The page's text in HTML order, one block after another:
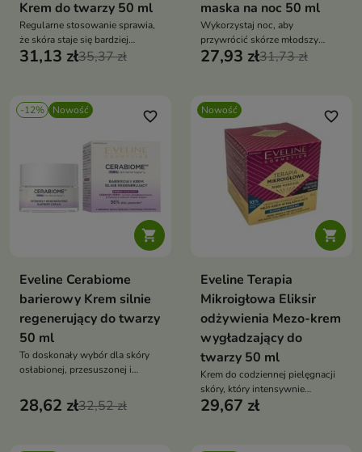
Krem do twarzy 50 ml
Regularne stosowanie sprawia,
że skóra staje się bardziej
napięta, sprężysta i odzyskuje
31,13 zł35,37 zł
maska na noc 50 ml
Wykorzystaj noc, aby
przywrócić skórze młodszy
wygląd i zdrowy blask.
27,93 zł31,73 zł
-12% Nowość

favorite_border
Eveline Cerabiome
barierowy Krem silnie
regenerujący do twarzy
50 ml
To doskonały wybór dla skóry
osłabionej, przesuszonej i
niekorzystnych warunków
atmosferycznych.
28,62 zł32,52 zł
Nowość

favorite_border
Eveline Terapia
Mikroigłowa Eliksir
odżywienia Mezo-krem
wygładzający do
twarzy 50 ml
Krem do codziennej pielęgnacji
skóry, który intensywnie
odżywia, nawilża i poprawia jej
29,67 zł